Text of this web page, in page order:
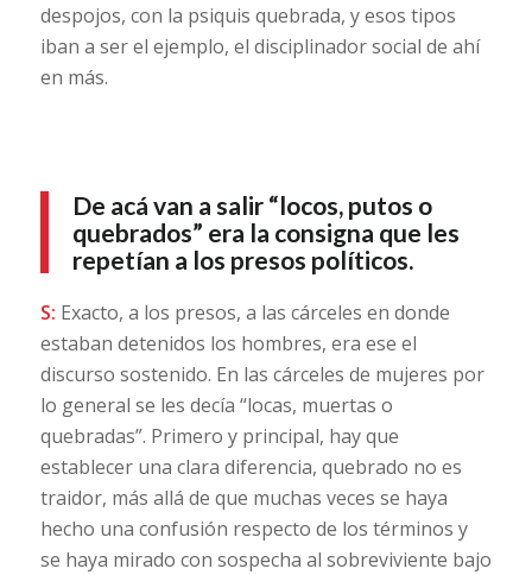
despojos, con la psiquis quebrada, y esos tipos
iban a ser el ejemplo, el disciplinador social de ahí
en más.
De acá van a salir “locos, putos o
quebrados” era la consigna que les
repetían a los presos políticos.
S: Exacto, a los presos, a las cárceles en donde
estaban detenidos los hombres, era ese el
discurso sostenido. En las cárceles de mujeres por
lo general se les decía “locas, muertas o
quebradas”. Primero y principal, hay que
establecer una clara diferencia, quebrado no es
traidor, más allá de que muchas veces se haya
hecho una confusión respecto de los términos y
se haya mirado con sospecha al sobreviviente bajo